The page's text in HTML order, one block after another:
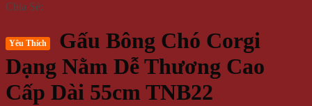
Chia Sẻ:
Yêu Thích
Gấu Bông Chó Corgi
Dạng Nằm Dễ Thương Cao
Cấp Dài 55cm TNB22